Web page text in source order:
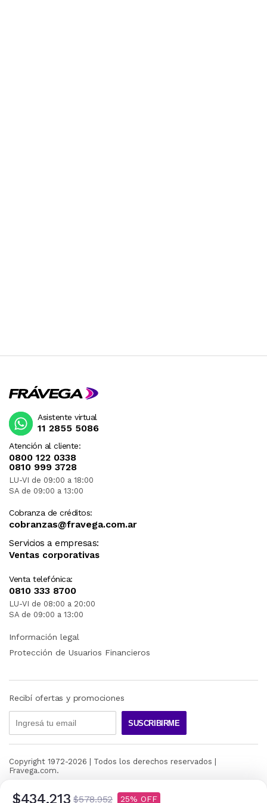
$434.213 $578.952 25
Atención al cliente:
0800 122 0338
0810 999 3728
LU-VI de 09:00 a 18:00
SA de 09:00 a 13:00
Cobranza de créditos:
cobranzas@fravega.com.ar
Servicios a empresas:
Ventas corporativas
Venta telefónica:
0810 333 8700
LU-VI de 08:00 a 20:00
SA de 09:00 a 13:00
Asistente virtual
11 2855 5086
Información legal
Protección de Usuarios Financieros
Recibí ofertas y promociones
SUSCRIBIRME
Copyright 1972-2026 | Todos los derechos reservados |
Fravega.com.